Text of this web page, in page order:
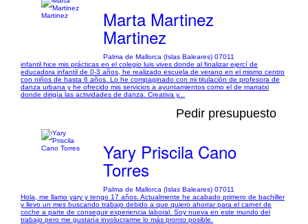
Marta Martinez
Martinez
Palma de Mallorca (Islas Baleares) 07011
infantil hice mis prácticas en el colegio luis vives donde al finalizar ejercí de
educadora infantil de 0-3 años, he realizado escuela de verano en el mismo centro
con niños de hasta 6 años. Lo he compaginado con mi titulación de profesora de
danza urbana y he ofrecido mis servicios a ayuntamientos como el de marratxi
donde dirigía las actividades de danza. Creativa y...
Pedir presupuesto
Yary Priscila Cano
Torres
Palma de Mallorca (Islas Baleares) 07011
Hola, me llamo yary y tengo 17 años. Actualmente he acabado primero de bachiller
y llevo un mes buscando trabajo debido a que quiero ahorrar para el carnet de
coche a parte de conseguir experiencia laboral. Soy nueva en este mundo del
trabajo pero me gustaría involucrarme lo más pronto posible.